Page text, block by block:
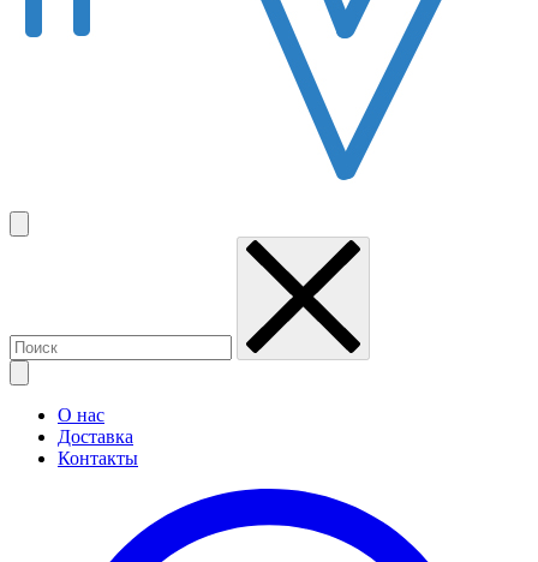
О нас
Доставка
Контакты